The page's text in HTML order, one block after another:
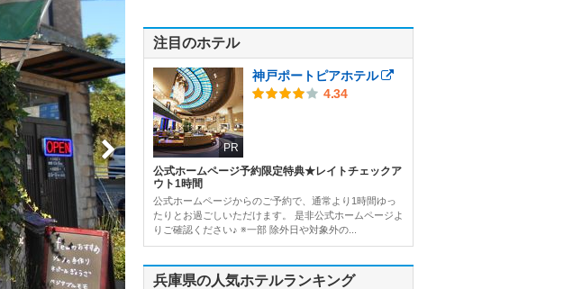
注目のホテル
PR
神戸ポートピアホテル
4.34
公式ホームページ予約限定特典★レイトチェックア
ウト1時間
公式ホームページからのご予約で、通常より1時間ゆっ
たりとお過ごしいただけます。 是非公式ホームページよ
りご確認ください♪ ※一部 除外日や対象外の...
兵庫県の人気ホテルランキング